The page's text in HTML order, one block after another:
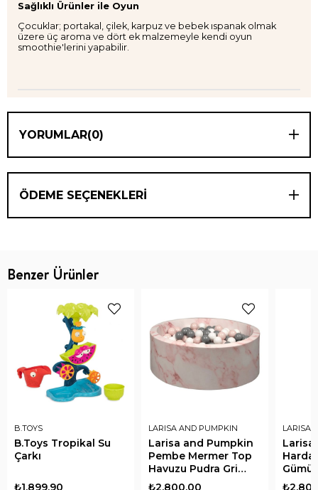
Sağlıklı Ürünler ile Oyun
Çocuklar; portakal, çilek, karpuz ve bebek ıspanak olmak
üzere üç aroma ve dört ek malzemeyle kendi oyun
smoothie'lerini yapabilir.
YORUMLAR(0)
ÖDEME SEÇENEKLERI
Benzer Ürünler
B.TOYS
B.Toys Tropikal Su
Çarkı
₺1.899,90
LARISA AND PUMPKIN
Larisa and Pumpkin
Pembe Mermer Top
Havuzu Pudra Gri
Beyaz Top
₺2.800,00
LARISA
Top